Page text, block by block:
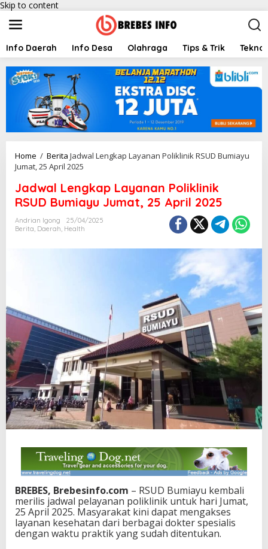
Skip to content
Info Daerah Info Desa Olahraga Tips & Trik
Home / Berita Jadwal Lengkap Layanan Poliklinik RSUD Bumiayu
Jumat, 25 April 2025
Jadwal Lengkap Layanan Poliklinik
RSUD Bumiayu Jumat, 25 April 2025
Andrian Igong
25/04/2025
Berita, Daerah, Health
BREBES, Brebesinfo.com – RSUD Bumiayu kembali
merilis jadwal pelayanan poliklinik untuk hari Jumat,
25 April 2025. Masyarakat kini dapat mengakses
layanan kesehatan dari berbagai dokter spesialis
dengan waktu praktik yang sudah ditentukan.